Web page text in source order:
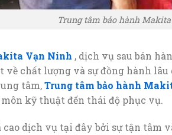
Trung tâm bảo hành
Vạn Ninh , dịch vụ sau bán
về chất lượng và sự đồng hành
tâm,Trung tâm bảo hành
kỹ thuật đến thái độ phục vụ.
dịch vụ tại đây bởi sự tận